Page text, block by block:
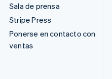
Sala de prensa
Stripe Press
Ponerse en contacto con
ventas